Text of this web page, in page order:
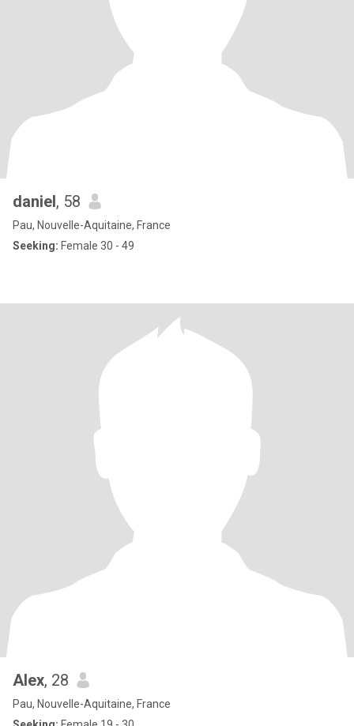
daniel, 58
Pau, Nouvelle-Aquitaine, France
Seeking: Female 30 - 49
Alex, 28
Pau, Nouvelle-Aquitaine, France